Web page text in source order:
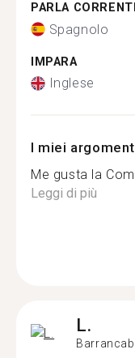
PARLA
Spagnolo
IMPARA
Inglese
I miei
Me gusta la
Leggi di più
L.